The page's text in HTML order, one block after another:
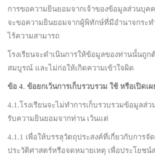
การขอความยินยอมจากเจ้าของข้อมูลส่วนบุคค
จะขอความยินยอมจากผู้พิทักษ์ที่มีอำนาจกระ
ไร้ความสามารถ
โรงเรียนจะดำเนินการให้ข้อมูลของท่านนั้นถูก
สมบูรณ์ และไม่ก่อให้เกิดความเข้าใจผิด
ข้อ 4. ข้อยกเว้นการเก็บรวบรวม ใช้ หรือเปิด
4.1.โรงเรียนจะไม่ทำการเก็บรวบรวมข้อมูลส่
รับความยินยอมจากท่าน เว้นแต่
4.1.1 เพื่อให้บรรลุวัตถุประสงค์ที่เกี่ยวกับการจั
ประวัติศาสตร์หรือจดหมายเหตุ เพื่อประโยชน์